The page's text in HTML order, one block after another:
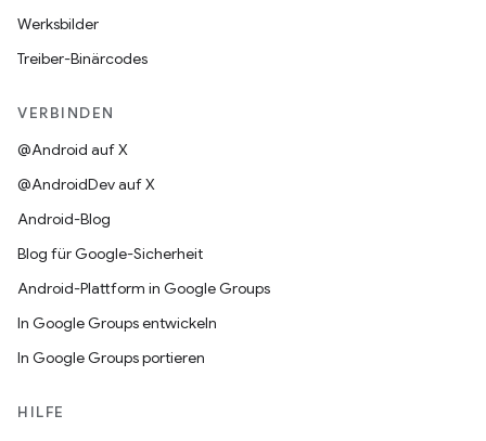
Werksbilder
Treiber-Binärcodes
VERBINDEN
@Android auf X
@AndroidDev auf X
Android-Blog
Blog für Google-Sicherheit
Android-Plattform in Google Groups
In Google Groups entwickeln
In Google Groups portieren
HILFE